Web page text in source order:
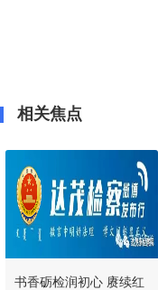
相关焦点
书香砺检润初心 赓续红